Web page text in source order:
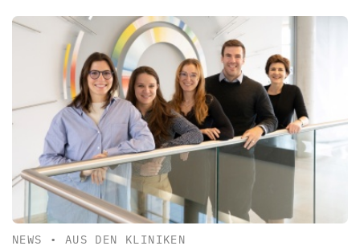
NEWS • AUS DEN KLINIKEN